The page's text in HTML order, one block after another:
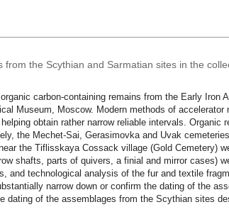
the Scythian and Sarmatian sites in the
carbon-containing remains from the Early Iron
Museum, Moscow. Modern methods of accelerator
obtain rather narrow reliable intervals. Organic
the Mechet-Sai, Gerasimovka and Uvak
the Tiflisskaya Cossack village (Gold Cemetery)
shafts, parts of quivers, a finial and mirror cases)
and technological analysis of the fur and textile
narrow down or confirm the dating of the
dating of the assemblages from the Scythian sites